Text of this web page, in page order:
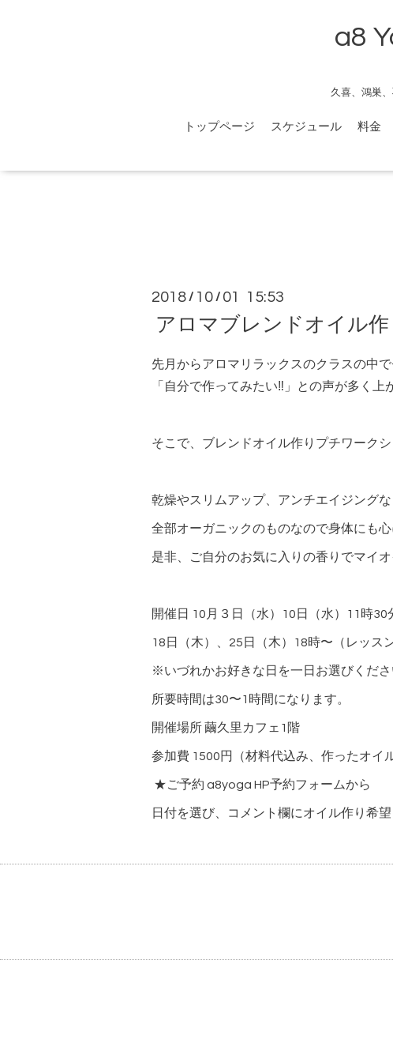
a8
久喜、鴻巣
トップページ スケジュール 料金
2018 / 10 / 01 15:53
アロマブレンドオイル
先月からアロマリラックスのクラスの中
「自分で作ってみたい‼︎」との声が多く上
そこで、ブレンドオイル作りプチワーク
乾燥やスリムアップ、アンチエイジング
全部オーガニックのものなので身体にも心
是非、ご自分のお気に入りの香りでマイ
開催日 10月３日（水）10日（水）11時30
18日（木）、25日（木）18時〜（レッスン
※いづれかお好きな日を一日お選びくださ
所要時間は30〜1時間になります。
開催場所 繭久里カフェ1階
参加費 1500円（材料代込み、作ったオイ
★ご予約 a8yoga HP予約フォームから
日付を選び、コメント欄にオイル作り希